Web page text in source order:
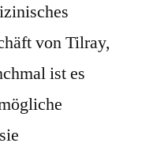
von Tilray,
ist es